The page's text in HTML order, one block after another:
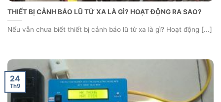
THIẾT BỊ CẢNH BÁO LŨ TỪ XA LÀ GÌ? HOẠT ĐỘNG RA SAO?
Nếu vẫn chưa biết thiết bị cảnh báo lũ từ xa là gì? Hoạt động [...]
24
Th9